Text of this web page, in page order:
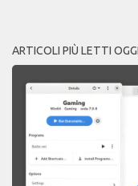
ARTICOLI PIÙ LETTI OGGI